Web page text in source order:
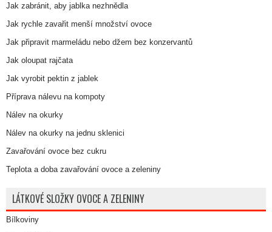
Jak zabránit, aby jablka nezhnědla
Jak rychle zavařit menší množství ovoce
Jak připravit marmeládu nebo džem bez konzervantů
Jak oloupat rajčata
Jak vyrobit pektin z jablek
Příprava nálevu na kompoty
Nálev na okurky
Nálev na okurky na jednu sklenici
Zavařování ovoce bez cukru
Teplota a doba zavařování ovoce a zeleniny
LÁTKOVÉ SLOŽKY OVOCE A ZELENINY
Bílkoviny